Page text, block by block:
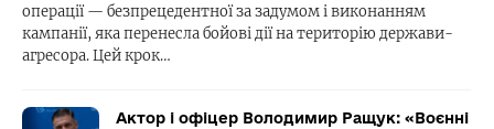
операції — безпрецедентної за задумом і виконанням
кампанії, яка перенесла бойові дії на територію держави-
агресора. Цей крок…
Актор і офіцер Володимир Ращук: «Воєнні